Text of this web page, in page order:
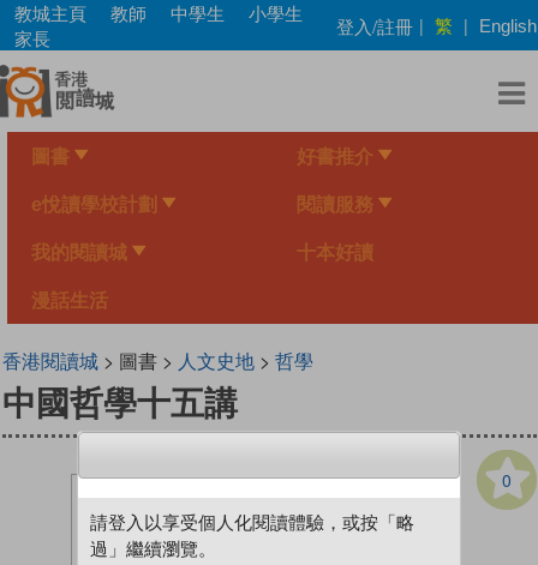
Skip
main
content
教城主頁 教師 中學生
小學生
家長
登入/註冊 | 繁 | English
圖書 好書推介
e悅讀學校計劃 閱讀服務
我的閱讀城 十本好讀
漫話生活
香港閱讀城> 圖書 > 人文史地> 哲學
中國哲學十五講
0
請登入以享受個人化閱讀體驗，或按「略
過」繼續瀏覽。